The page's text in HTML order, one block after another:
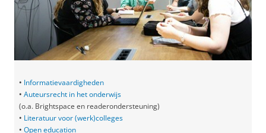
• Informatievaardigheden
• Auteursrecht in het onderwijs
(o.a. Brightspace en readerondersteuning)
• Literatuur voor (werk)colleges
• Open education